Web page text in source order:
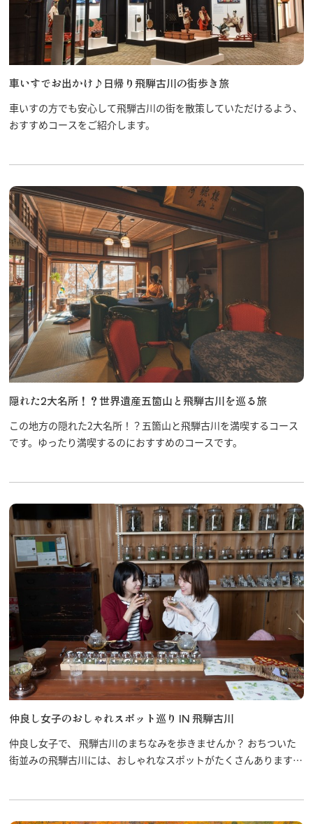
車いすでお出かけ♪日帰り飛騨古川の街歩き旅
車いすの方でも安心して飛騨古川の街を散策していただけるよう、
おすすめコースをご紹介します。
隠れた2大名所！？世界遺産五箇山と飛騨古川を巡る旅
この地方の隠れた2大名所！？五箇山と飛騨古川を満喫するコース
です。ゆったり満喫するのにおすすめのコースです。
仲良し女子のおしゃれスポット巡り IN 飛騨古川
仲良し女子で、 飛騨古川のまちなみを歩きませんか？ おちついた
街並みの飛騨古川には、おしゃれなスポットがたくさんあります。